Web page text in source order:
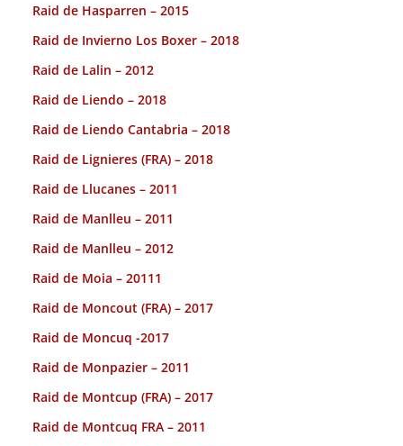
Raid de Hasparren – 2015
Raid de Invierno Los Boxer – 2018
Raid de Lalin – 2012
Raid de Liendo – 2018
Raid de Liendo Cantabria – 2018
Raid de Lignieres (FRA) – 2018
Raid de Llucanes – 2011
Raid de Manlleu – 2011
Raid de Manlleu – 2012
Raid de Moia – 20111
Raid de Moncout (FRA) – 2017
Raid de Moncuq -2017
Raid de Monpazier – 2011
Raid de Montcup (FRA) – 2017
Raid de Montcuq FRA – 2011